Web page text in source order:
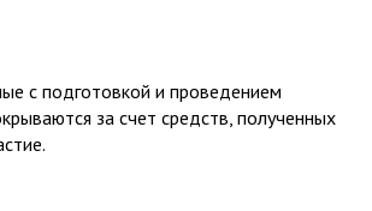
с подготовкой и проведением
за счет средств, полученных